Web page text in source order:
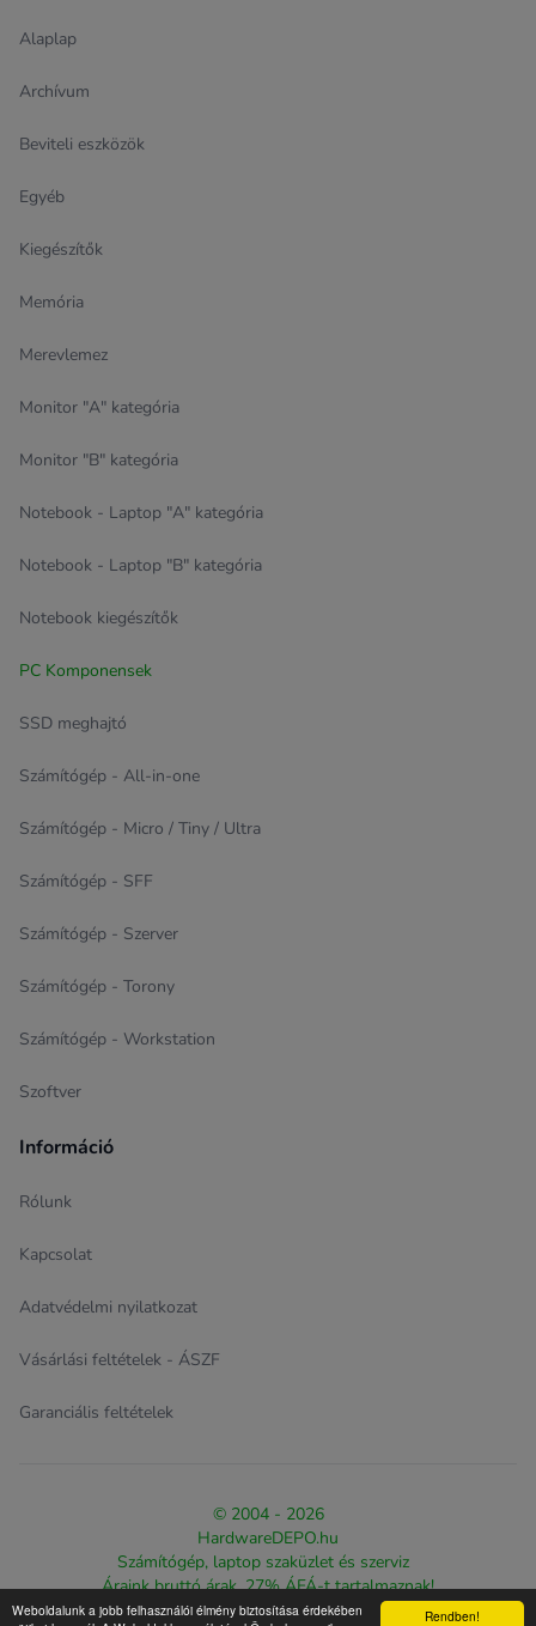
Rendben!
Weboldalunk a jobb felhasználói élmény biztosítása érdekében
Alaplap
Archívum
Beviteli eszközök
Egyéb
Kiegészítők
Memória
Merevlemez
Monitor "A" kategória
Monitor "B" kategória
Notebook - Laptop "A" kategória
Notebook - Laptop "B" kategória
Notebook kiegészítők
PC Komponensek
SSD meghajtó
Számítógép - All-in-one
Számítógép - Micro / Tiny / Ultra
Számítógép - SFF
Számítógép - Szerver
Számítógép - Torony
Számítógép - Workstation
Szoftver
Információ
Rólunk
Kapcsolat
Adatvédelmi nyilatkozat
Vásárlási feltételek - ÁSZF
Garanciális feltételek
© 2004 - 2026
HardwareDEPO.hu
Számítógép, laptop szaküzlet és szerviz
Áraink bruttó árak, 27% ÁFÁ-t tartalmaznak!